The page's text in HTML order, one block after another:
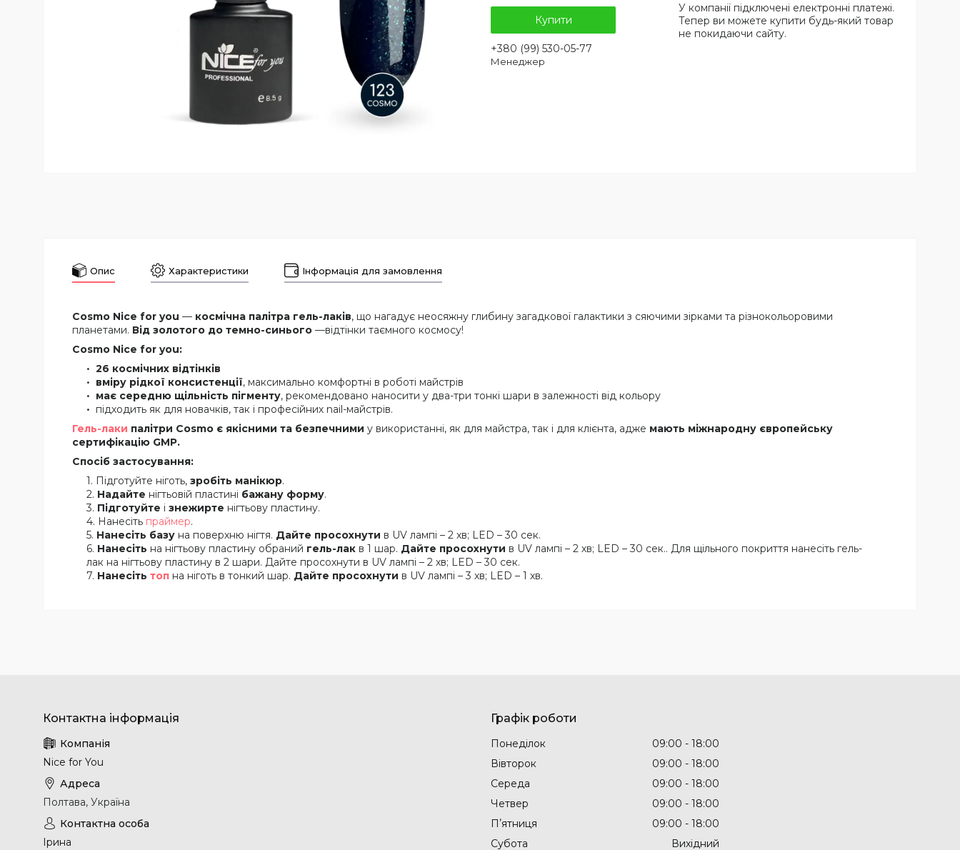
Купити
+380 (99) 530-05-77
Менеджер
У компанії підключені електронні платежі.
Тепер ви можете купити будь-який товар
не покидаючи сайту.
Опис Характеристики Інформація для замовлення
Cosmo Nice for you — космічна палітра гель-лаків, що нагадує неосяжну глибину загадкової галактики з сяючими зірками та різнокольоровими
планетами. Від золотого до темно-синього —відтінки таємного космосу!
Cosmo Nice for you:
26 космічних відтінків
вміру рідкої консистенції, максимально комфортні в роботі майстрів
має середню щільність пігменту, рекомендовано наносити у два-три тонкі шари в залежності від кольору
підходить як для новачків, так і професійних nail-майстрів.
Гель-лаки палітри Cosmo є якісними та безпечними у використанні, як для майстра, так і для клієнта, адже мають міжнародну європейську
сертифікацію GMP.
Спосіб застосування:
Підготуйте ніготь, зробіть манікюр.
Надайте нігтьовій пластині бажану форму.
Підготуйте і знежирте нігтьову пластину.
Нанесіть праймер.
Нанесіть базу на поверхню нігтя. Дайте просохнути в UV лампі – 2 хв; LED – 30 сек.
Нанесіть на нігтьову пластину обраний гель-лак в 1 шар. Дайте просохнути в UV лампі – 2 хв; LED – 30 сек.. Для щільного покриття нанесіть гель-
лак на нігтьову пластину в 2 шари. Дайте просохнути в UV лампі – 2 хв; LED – 30 сек.
Нанесіть топ на ніготь в тонкий шар. Дайте просохнути в UV лампі – 3 хв; LED – 1 хв.
Nice for You
Полтава, Україна
Ірина
Графік роботи
Понеділок 09:00
18:00
Вівторок
09:00
18:00
Середа
09:00
18:00
Четвер
09:00
18:00
Пʼятниця
09:00
18:00
Субота
Вихідний